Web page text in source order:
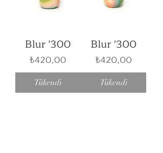
Blur '300
Fiyat
₺420,00
Tükendi
Blur '300
Fiyat
₺420,00
Tükendi